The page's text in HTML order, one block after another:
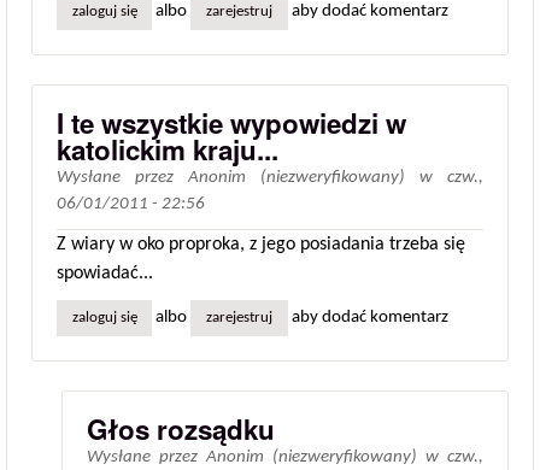
zaloguj się albo zarejestruj aby dodać komentarz
I te wszystkie wypowiedzi w
katolickim kraju...
Wysłane przezAnonim (niezweryfikowany) w czw.,
06/01/2011 - 22:56
Z wiary w oko proproka, z jego posiadania trzeba się
spowiadać...
zaloguj się albo zarejestruj aby dodać komentarz
Głos rozsądku
Wysłane przezAnonim (niezweryfikowany) w czw.,